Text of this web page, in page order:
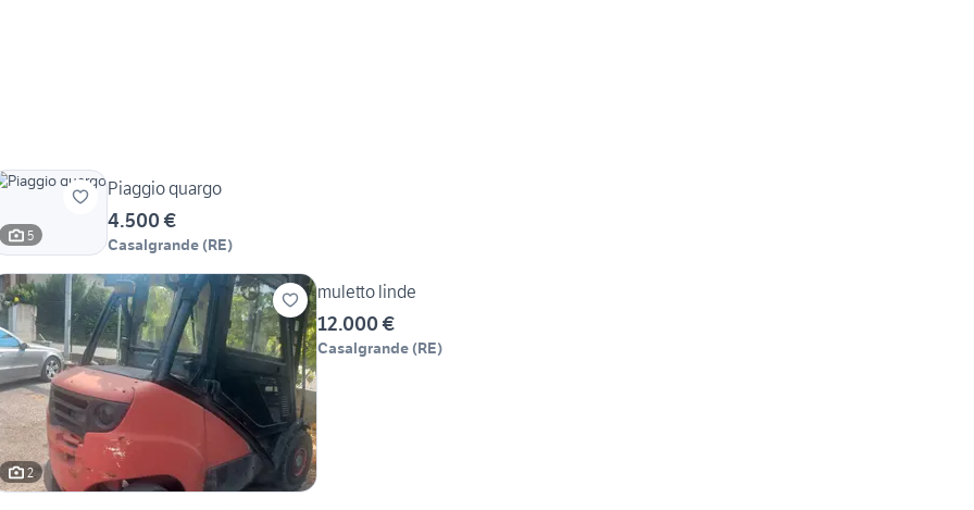
5
Piaggio quargo
4.500 €
Casalgrande (RE)
2
muletto linde
12.000 €
Casalgrande (RE)